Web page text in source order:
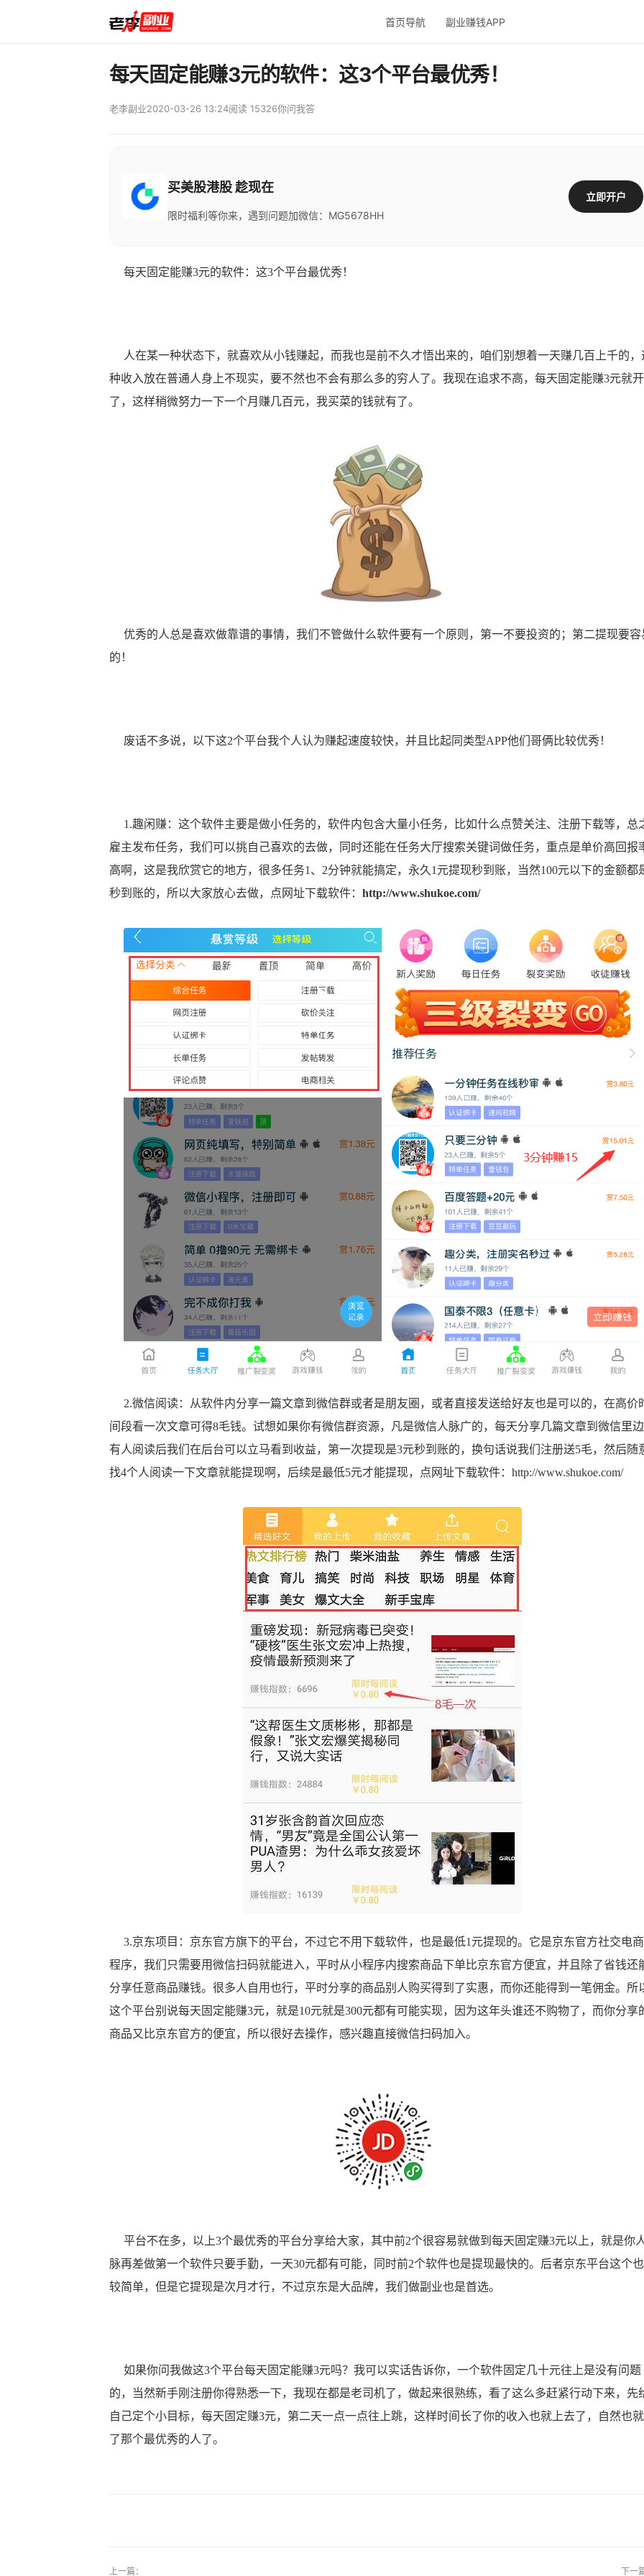
首页导航 副业赚钱APP
每天固定能赚3元的软件：这3个平台最优秀！
老李副业2020-03-26 13:24阅读 15326你问我答
买美股港股 趁现在
限时福利等你来，遇到问题加微信：MG5678HH
立即开户
每天固定能赚3元的软件：这3个平台最优秀！
人在某一种状态下，就喜欢从小钱赚起，而我也是前不久才悟出来的，咱们别想着一天赚几百上千的，
种收入放在普通人身上不现实，要不然也不会有那么多的穷人了。我现在追求不高，每天固定能赚3元就
了，这样稍微努力一下一个月赚几百元，我买菜的钱就有了。
优秀的人总是喜欢做靠谱的事情，我们不管做什么软件要有一个原则，第一不要投资的；第二提现要容
的！
废话不多说，以下这2个平台我个人认为赚起速度较快，并且比起同类型APP他们哥俩比较优秀！
1.趣闲赚：这个软件主要是做小任务的，软件内包含大量小任务，比如什么点赞关注、注册下载等，总
雇主发布任务，我们可以挑自己喜欢的去做，同时还能在任务大厅搜索关键词做任务，重点是单价高回报
高啊，这是我欣赏它的地方，很多任务1、2分钟就能搞定，永久1元提现秒到账，当然100元以下的金额都
秒到账的，所以大家放心去做，点网址下载软件： http://www.shukoe.com/
2.微信阅读：从软件内分享一篇文章到微信群或者是朋友圈，或者直接发送给好友也是可以的，在高价
间段看一次文章可得8毛钱。试想如果你有微信群资源，凡是微信人脉广的，每天分享几篇文章到微信里边
有人阅读后我们在后台可以立马看到收益，第一次提现是3元秒到账的，换句话说我们注册送5毛，然后随
找4个人阅读一下文章就能提现啊，后续是最低5元才能提现，点网址下载软件： http://www.shukoe.com/
3.京东项目：京东官方旗下的平台，不过它不用下载软件，也是最低1元提现的。它是京东官方社交电
程序，我们只需要用微信扫码就能进入，平时从小程序内搜索商品下单比京东官方便宜，并且除了省钱还
分享任意商品赚钱。很多人自用也行，平时分享的商品别人购买得到了实惠，而你还能得到一笔佣金。所
这个平台别说每天固定能赚3元，就是10元就是300元都有可能实现，因为这年头谁还不购物了，而你分享
商品又比京东官方的便宜，所以很好去操作，感兴趣直接微信扫码加入。
平台不在多，以上3个最优秀的平台分享给大家，其中前2个很容易就做到每天固定赚3元以上，就是你
脉再差做第一个软件只要手勤，一天30元都有可能，同时前2个软件也是提现最快的。后者京东平台这个
较简单，但是它提现是次月才行，不过京东是大品牌，我们做副业也是首选。
如果你问我做这3个平台每天固定能赚3元吗？我可以实话告诉你，一个软件固定几十元往上是没有问题
的，当然新手刚注册你得熟悉一下，我现在都是老司机了，做起来很熟练，看了这么多赶紧行动下来，先
自己定个小目标，每天固定赚3元，第二天一点一点往上跳，这样时间长了你的收入也就上去了，自然也
了那个最优秀的人了。
上一篇： 下一